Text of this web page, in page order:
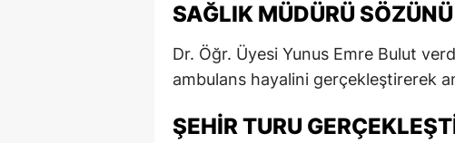
Mardin
Muğla
Nevşehir
SAĞLIK MÜDÜRÜ
Dr. Öğr. Üyesi Yunus Emre Bulut
ambulans hayalini gerçekleştirerek
ŞEHIR TURU